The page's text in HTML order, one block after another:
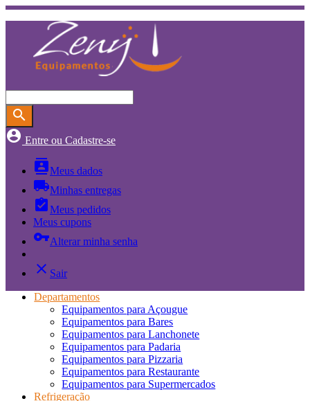
search
account_circle Entre ou Cadastre-se
contactsMeus dados
local_shippingMinhas entregas
assignment_turned_inMeus pedidos
Meus cupons
vpn_keyAlterar minha senha
close Sair
Departamentos
Equipamentos para Açougue
Equipamentos para Bares
Equipamentos para Lanchonete
Equipamentos para Padaria
Equipamentos para Pizzaria
Equipamentos para Restaurante
Equipamentos para Supermercados
Refrigeração